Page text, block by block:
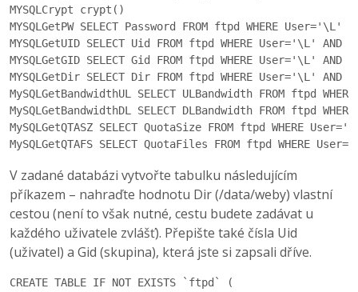
MYSQLCrypt crypt()
MYSQLGetPW SELECT Password FROM ftpd WHERE
MYSQLGetUID SELECT Uid FROM ftpd WHERE
MYSQLGetGID SELECT Gid FROM ftpd WHERE
MYSQLGetDir SELECT Dir FROM ftpd WHERE User='\L'
MySQLGetBandwidthUL SELECT ULBandwidth FROM
MySQLGetBandwidthDL SELECT DLBandwidth FROM
MySQLGetQTASZ SELECT QuotaSize FROM ftpd
MySQLGetQTAFS SELECT QuotaFiles FROM ftpd
V zadané databázi vytvořte tabulku následujícím
příkazem – nahraďte hodnotu Dir (/data/weby) vlastní
cestou (není to však nutné, cestu budete zadávat u
každého uživatele zvlášť). Přepište také čísla Uid
(uživatel) a Gid (skupina), která jste si zapsali dříve.
CREATE TABLE IF NOT EXISTS `ftpd` (